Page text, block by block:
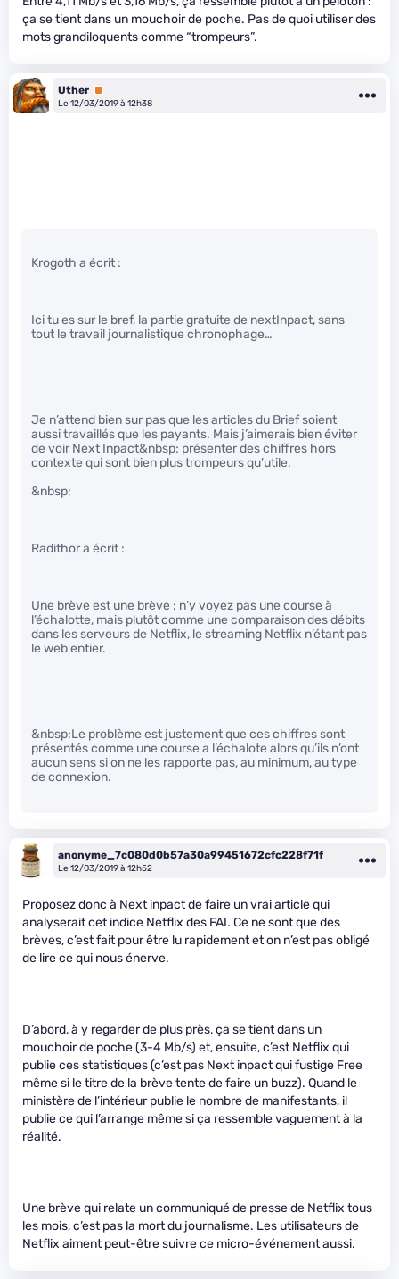
ça se tient dans un mouchoir de poche. Pas de quoi utiliser des
mots grandiloquents comme “trompeurs”.
Uther Premium
Le 12/03/2019 à 12h38
Krogoth a écrit :
Ici tu es sur le bref, la partie gratuite de nextInpact, sans
tout le travail journalistique chronophage…
Je n’attend bien sur pas que les articles du Brief soient
aussi travaillés que les payants. Mais j’aimerais bien éviter
de voir Next Inpact&nbsp; présenter des chiffres hors
contexte qui sont bien plus trompeurs qu’utile.
&nbsp;
Radithor a écrit :
Une brève est une brève : n’y voyez pas une course à
l’échalotte, mais plutôt comme une comparaison des débits
dans les serveurs de Netflix, le streaming Netflix n’étant pas
le web entier.
&nbsp;Le problème est justement que ces chiffres sont
présentés comme une course a l’échalote alors qu’ils n’ont
aucun sens si on ne les rapporte pas, au minimum, au type
de connexion.
anonyme_7c080d0b57a30a99451672cfc228f71f
Le 12/03/2019 à 12h52
Proposez donc à Next inpact de faire un vrai article qui
analyserait cet indice Netflix des FAI. Ce ne sont que des
brèves, c’est fait pour être lu rapidement et on n’est pas obligé
de lire ce qui nous énerve.
D’abord, à y regarder de plus près, ça se tient dans un
mouchoir de poche (3-4 Mb/s) et, ensuite, c’est Netflix qui
publie ces statistiques (c’est pas Next inpact qui fustige Free
même si le titre de la brève tente de faire un buzz). Quand le
ministère de l’intérieur publie le nombre de manifestants, il
publie ce qui l’arrange même si ça ressemble vaguement à la
réalité.
Une brève qui relate un communiqué de presse de Netflix tous
les mois, c’est pas la mort du journalisme. Les utilisateurs de
Netflix aiment peut-être suivre ce micro-événement aussi.